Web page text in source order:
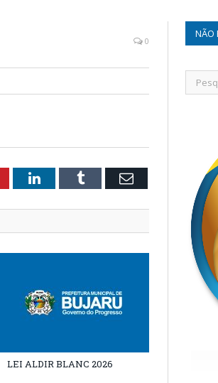
0
LinkedInTumblr Email
LEI ALDIR BLANC 2026
NÃO